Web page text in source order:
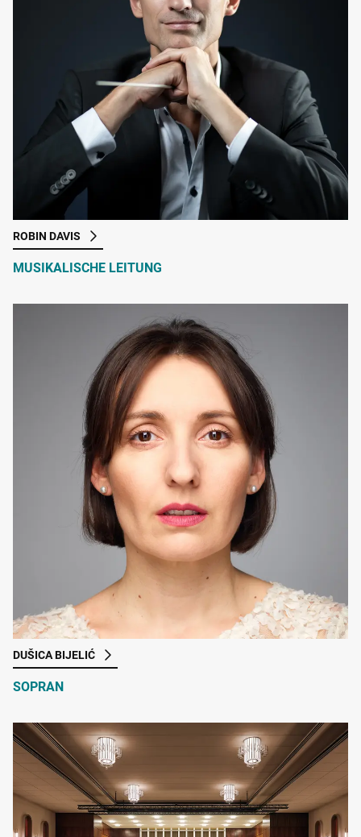
ROBIN DAVIS
MUSIKALISCHE LEITUNG
DUŠICA BIJELIĆ
SOPRAN